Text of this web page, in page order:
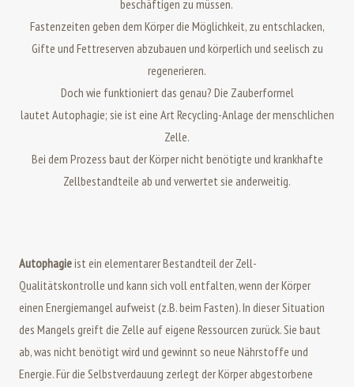
beschäftigen zu müssen.
Fastenzeiten geben dem Körper die Möglichkeit, zu entschlacken,
Gifte und Fettreserven abzubauen und körperlich und seelisch zu
regenerieren.
Doch wie funktioniert das genau? Die Zauberformel
lautet Autophagie; sie ist eine Art Recycling-Anlage der menschlichen
Zelle.
Bei dem Prozess baut der Körper nicht benötigte und krankhafte
Zellbestandteile ab und verwertet sie anderweitig.
Autophagieist ein elementarer Bestandteil der Zell-
Qualitätskontrolle und kann sich voll entfalten, wenn der Körper
einen Energiemangel aufweist (z.B. beim Fasten). In dieser Situation
des Mangels greift die Zelle auf eigene Ressourcen zurück. Sie baut
ab, was nicht benötigt wird und gewinnt so neue Nährstoffe und
Energie. Für die Selbstverdauung zerlegt der Körper abgestorbene